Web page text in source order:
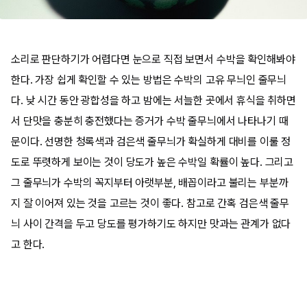
소리로 판단하기가 어렵다면 눈으로 직접 보면서 수박을 확인해봐야
한다. 가장 쉽게 확인할 수 있는 방법은 수박의 고유 무늬인 줄무늬
다. 낮 시간 동안 광합성을 하고 밤에는 서늘한 곳에서 휴식을 취하면
서 단맛을 충분히 충전했다는 증거가 수박 줄무늬에서 나타나기 때
문이다. 선명한 청록색과 검은색 줄무늬가 확실하게 대비를 이룰 정
도로 뚜렷하게 보이는 것이 당도가 높은 수박일 확률이 높다. 그리고
그 줄무늬가 수박의 꼭지부터 아랫부분, 배꼽이라고 불리는 부분까
지 잘 이어져 있는 것을 고르는 것이 좋다. 참고로 간혹 검은색 줄무
늬 사이 간격을 두고 당도를 평가하기도 하지만 맛과는 관계가 없다
고 한다.